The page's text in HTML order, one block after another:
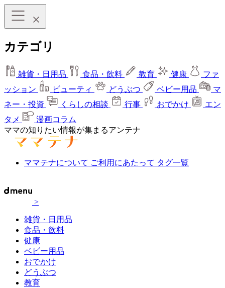
カテゴリ
雑貨・日用品 食品・飲料 教育 健康
ファ
ッション
ビューティ どうぶつ ベビー用品
マ
ネー・投資
くらしの相談 行事 おでかけ
エン
タメ
漫画コラム
ママの知りたい情報が集まるアンテナ
ママテナについて ご利用にあたって タグ一覧
>
雑貨・日用品
食品・飲料
健康
ベビー用品
おでかけ
どうぶつ
教育